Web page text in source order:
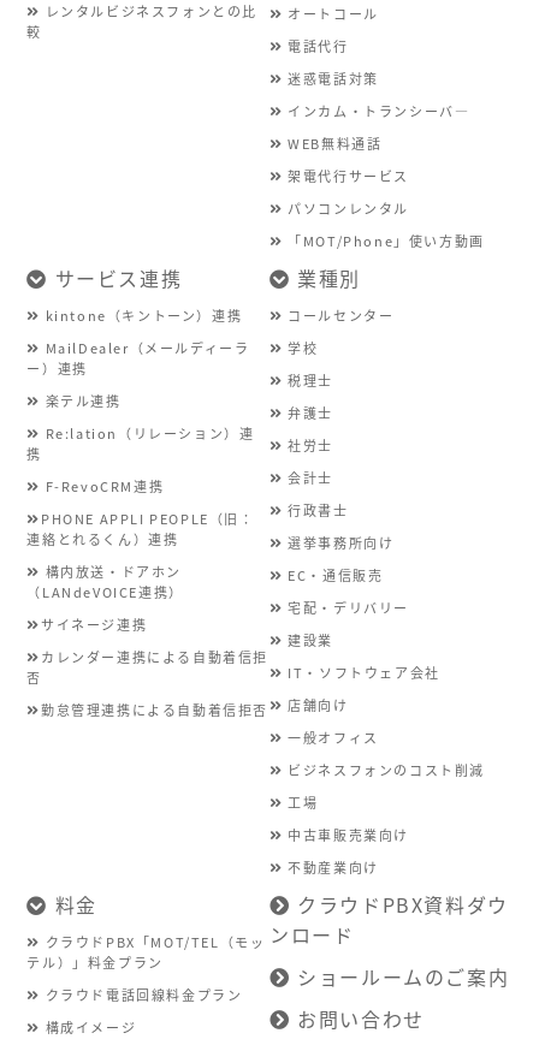
レンタルビジネスフォンとの比
較
オートコール
電話代行
迷惑電話対策
インカム・トランシーバ―
WEB無料通話
架電代行サービス
パソコンレンタル
「MOT/Phone」使い方動画
サービス連携
kintone（キントーン）連携
MailDealer（メールディーラ
ー）連携
楽テル連携
Re:lation（リレーション）連
携
F-RevoCRM連携
PHONE APPLI PEOPLE（旧：
連絡とれるくん）連携
構内放送・ドアホン
（LANdeVOICE連携）
サイネージ連携
カレンダー連携による自動着信拒
否
勤怠管理連携による自動着信拒否
業種別
コールセンター
学校
税理士
弁護士
社労士
会計士
行政書士
選挙事務所向け
EC・通信販売
宅配・デリバリー
建設業
IT・ソフトウェア会社
店舗向け
一般オフィス
ビジネスフォンのコスト削減
工場
中古車販売業向け
不動産業向け
料金
クラウドPBX「MOT/TEL（モッ
テル）」料金プラン
クラウド電話回線料金プラン
構成イメージ
クラウドPBX資料ダウ
ンロード
ショールームのご案内
お問い合わせ